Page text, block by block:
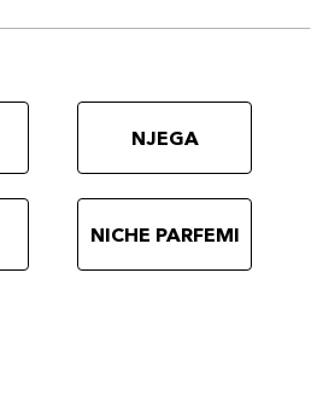
NJEGA
NICHE PARFEMI